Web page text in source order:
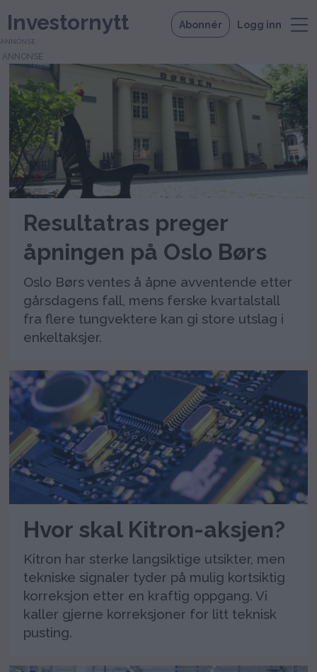
Investornytt Abonnér Logg inn
Tag:
kitron
ANNONSE
Resultatras preger
åpningen på Oslo Børs
Oslo Børs ventes å åpne avventende etter
gårsdagens fall, mens ferske kvartalstall
fra flere tungvektere kan gi store utslag i
enkeltaksjer.
Hvor skal Kitron-aksjen?
Kitron har sterke langsiktige utsikter, men
tekniske signaler tyder på mulig kortsiktig
korreksjon etter en kraftig oppgang. Vi
kaller gjerne korreksjoner for litt teknisk
pusting.